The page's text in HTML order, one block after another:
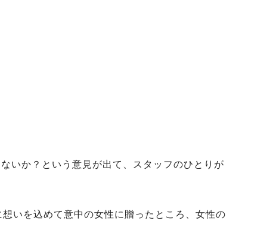
いか？という意見が出て、スタッフのひとりが
いを込めて意中の女性に贈ったところ、女性の